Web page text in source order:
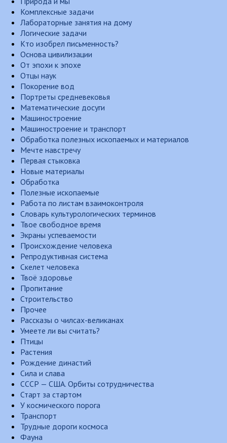
Комплексные задачи
Лабораторные занятия на дому
Логические задачи
Кто изобрел письменность?
Основа цивилизации
От эпохи к эпохе
Отцы наук
Покорение вод
Портреты средневековья
Математические досуги
Машиностроение
Машиностроение и транспорт
Обработка полезных ископаемых и материалов
Мечте навстречу
Первая стыковка
Новые материалы
Обработка
Полезные ископаемые
Работа по листам взаимоконтроля
Словарь культурологических терминов
Твое свободное время
Экраны успеваемости
Происхождение человека
Репродуктивная система
Скелет человека
Твоё здоровье
Пропитание
Строительство
Прочее
Рассказы о чилсах-великанах
Умеете ли вы считать?
Птицы
Растения
Рождение династий
Сила и слава
СССР — США. Орбиты сотрудничества
Старт за стартом
У космического порога
Транспорт
Трудные дороги космоса
Фауна